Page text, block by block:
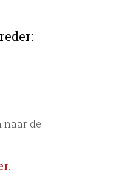
naar de
.